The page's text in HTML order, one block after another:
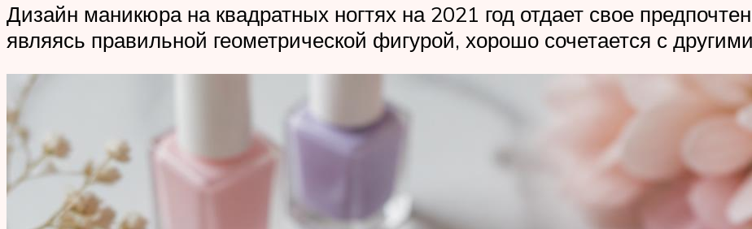
Дизайн маникюра на квадратных ногтях на 2021 год отдает свое
являясь правильной геометрической фигурой, хорошо сочетается с